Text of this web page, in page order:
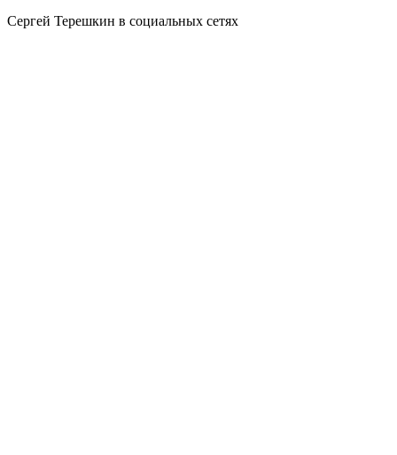
Сергей Терешкин в социальных сетях